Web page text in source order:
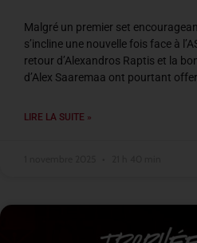
Malgré un premier set
s’incline une nouvelle fois face à
retour d’Alexandros Raptis et la
d’Alex Saaremaa ont pourtant
LIRE LA SUITE »